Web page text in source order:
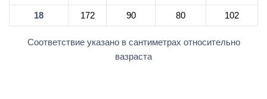
18 172 90 80 102
Соответствие указано в сантиметрах относительно
вазраста